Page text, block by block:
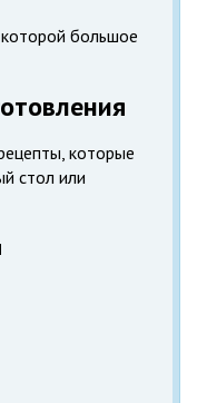
большое
которые
стол или